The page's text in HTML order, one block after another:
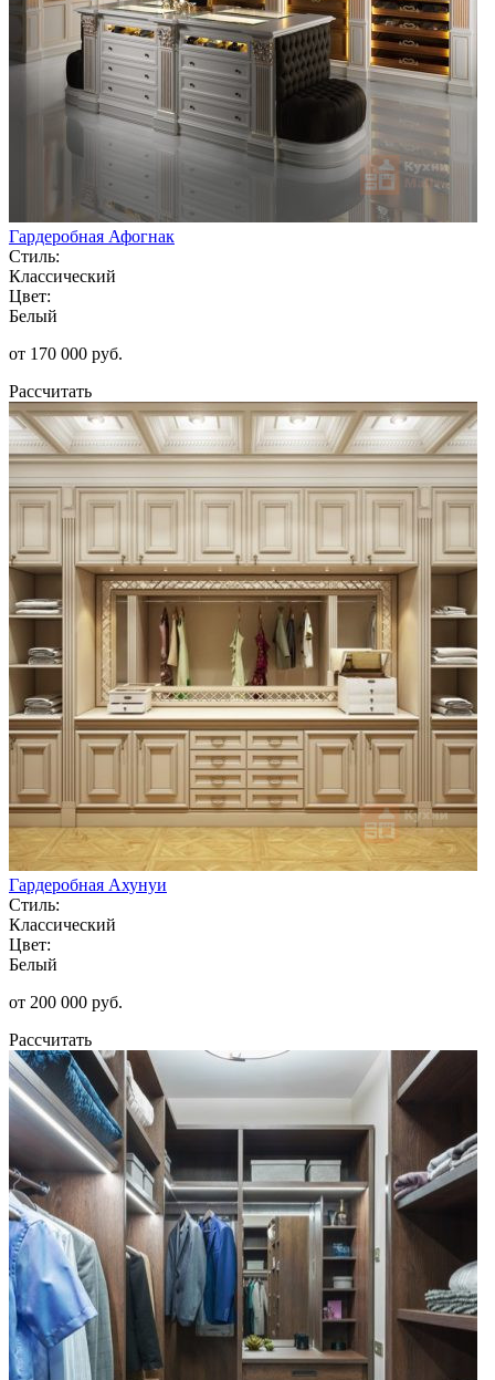
Гардеробная Афогнак
Стиль:
Классический
Цвет:
Белый
от 170 000 руб.
Рассчитать
Гардеробная Ахунуи
Стиль:
Классический
Цвет:
Белый
от 200 000 руб.
Рассчитать